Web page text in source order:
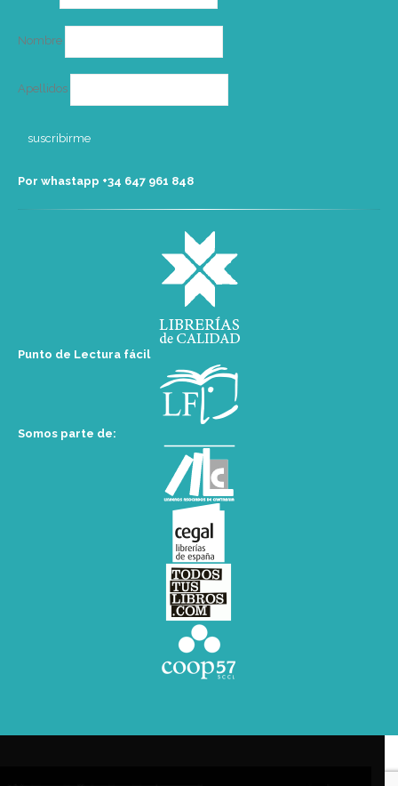
Nombre
Apellidos
Por whastapp +34 ‭647 961 848‬
Punto de Lectura fácil
Somos parte de: